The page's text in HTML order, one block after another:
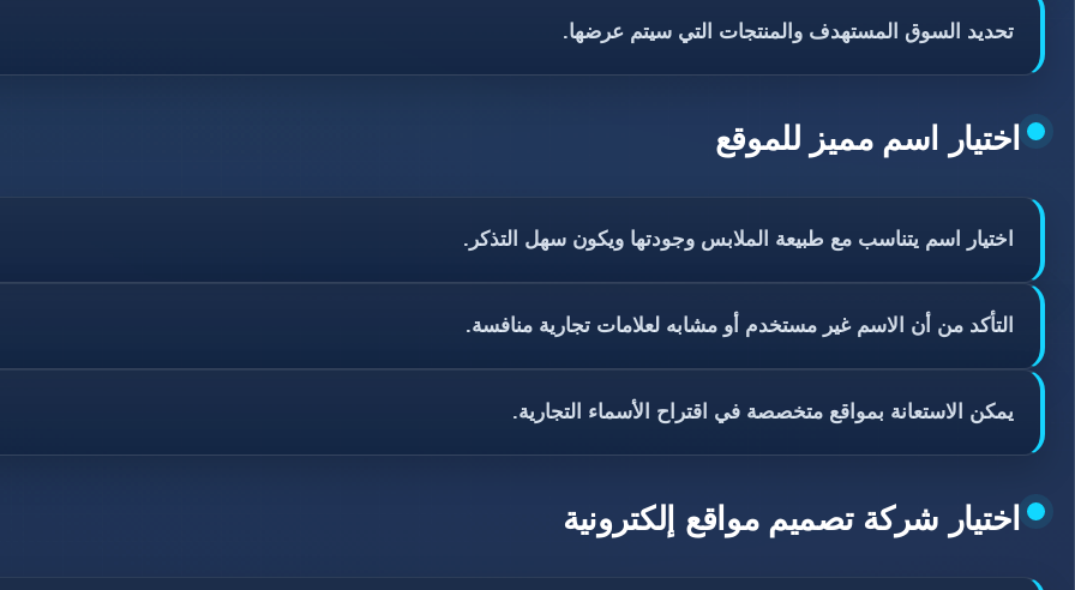
تحديد السوق المستهدف والمنتجات التي سيتم عرضها.
اختيار اسم مميز للموقع
اختيار اسم يتناسب مع طبيعة الملابس وجودتها ويكون سهل التذكر.
التأكد من أن الاسم غير مستخدم أو مشابه لعلامات تجارية منافسة.
يمكن الاستعانة بمواقع متخصصة في اقتراح الأسماء التجارية.
اختيار شركة تصميم مواقع إلكترونية